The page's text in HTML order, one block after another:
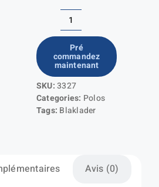
quantité
de
Le
Polo
Blaklader
Pré
commandez
maintenant
SKU:3327
Categories: Polos
Tags: Blaklader
Avis (0)